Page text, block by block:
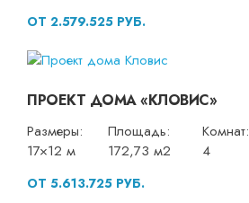
ОТ 2.579.525 РУБ.
ПРОЕКТ ДОМА «КЛОВИС»
Размеры:
17×12 м
Площадь:
172,73 м2
Комнат:
4
ОТ 5.613.725 РУБ.